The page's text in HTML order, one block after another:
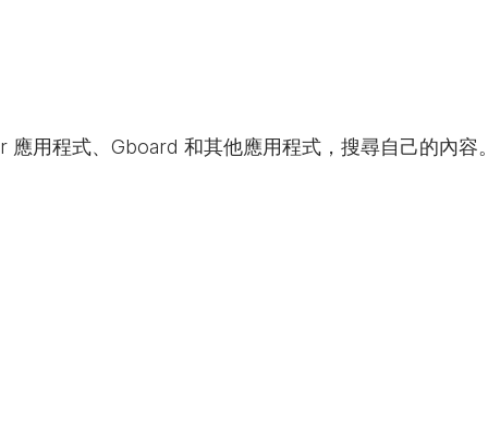
用程式、Gboard 和其他應用程式，搜尋自己的內容。